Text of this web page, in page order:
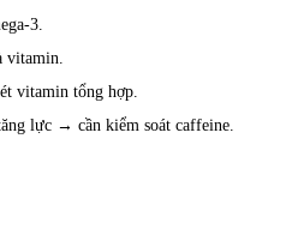
3.
vitamin tổng hợp.
lực → cần kiểm soát caffeine.